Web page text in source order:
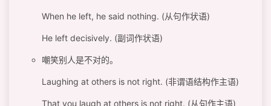
When he left, he said nothing. (从句作状语)
He left decisively. (副词作状语)
嘲笑别人是不对的。
Laughing at others is not right. (非谓语结构作主语)
That you laugh at others is not right. (从句作主语)